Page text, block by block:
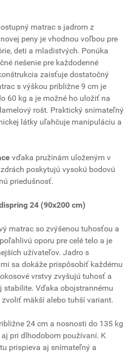
matrac s jadrom z
peny je vhodnou voľbou pre
deti a mladistvých. Ponúka
riešenie pre každodenné
zaisťuje dostatočný
s výškou približne 9 cm je
60 kg a je možné ho uložiť na
rošt. Praktický snímateľný
látky uľahčuje manipuláciu a
vďaka pružinám uloženým v
poskytujú vysokú bodovú
priedušnosť.
24 (90x200 cm)
matrac so zvýšenou tuhosťou a
oporu pre celé telo a je
užívateľov. Jadro s
sa dokáže prispôsobiť každému
vrstvy zvyšujú tuhosť a
stabilite. Vďaka obojstrannému
zvoliť mäkší alebo tuhší variant.
24 cm a nosnosti do 135 kg
pri dlhodobom používaní. K
prispieva aj snímateľný a